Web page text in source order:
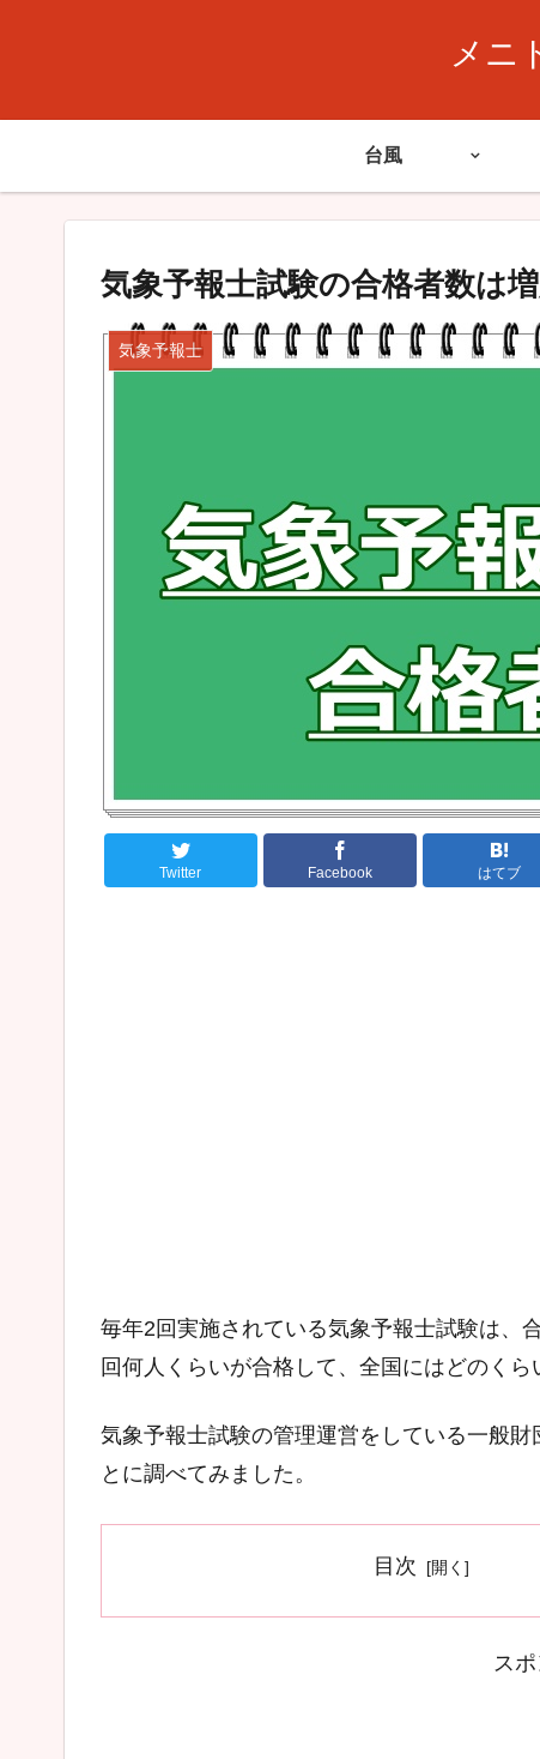
メニ
台風
気象予報士試験の合格者数は
気象予報士
Twitter Facebook はてブ
毎年2回実施されている気象予報士試験は、
回何人くらいが合格して、全国にはどのくら
気象予報士試験の管理運営をしている一般
とに調べてみました。
目次
ス